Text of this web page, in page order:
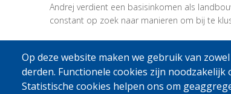
Andrej verdient een basisinkomen als
constant op zoek naar manieren om bij te
Bron: Caritas International
Op deze website maken we gebruik van
derden. Functionele cookies zijn
Statistische cookies helpen ons om